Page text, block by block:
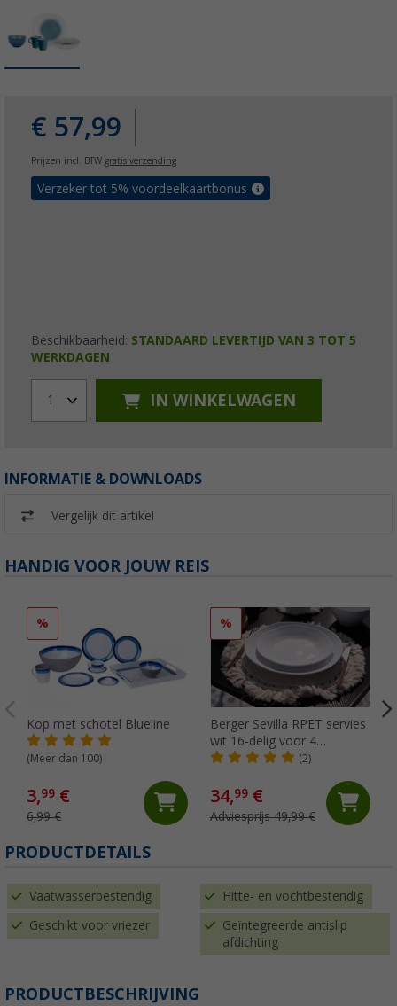
€ 57,99
Prijzen incl. BTW gratis verzending
Verzeker tot 5% voordeelkaartbonus
Beschikbaarheid: STANDAARD LEVERTIJD VAN 3 TOT 5
WERKDAGEN
1 IN WINKELWAGEN
INFORMATIE & DOWNLOADS
Vergelijk dit artikel
HANDIG VOOR JOUW REIS
%
Kop met schotel Blueline
(Meer dan 100)
3,99 €
6,99 €
%
Berger Sevilla RPET servies
wit 16-delig voor 4
personen
(2)
34,99€
Adviesprijs 49,99 €
PRODUCTDETAILS
Vaatwasserbestendig Hitte- en vochtbestendig
Geschikt voor vriezer
Geïntegreerde antislip
afdichting
PRODUCTBESCHRIJVING